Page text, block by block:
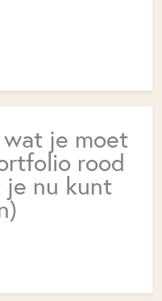
je moet
rood
nu kunt